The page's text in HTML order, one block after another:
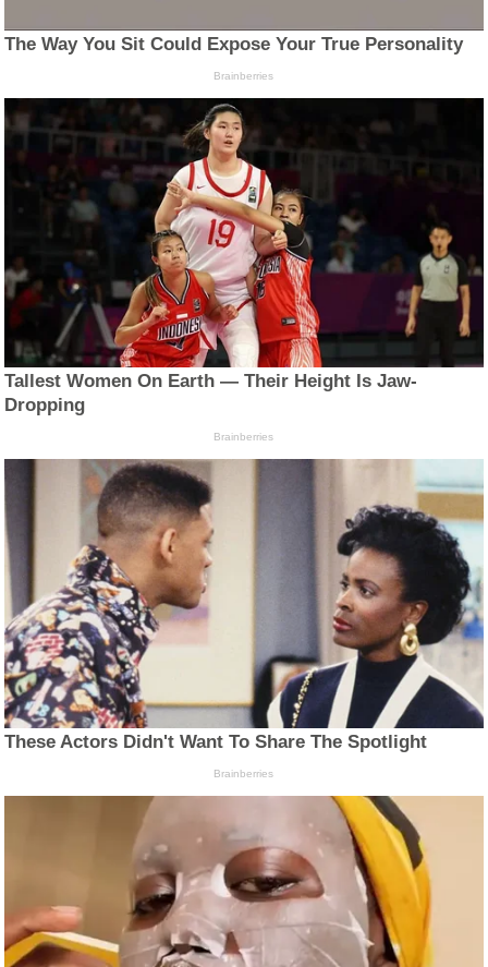
The Way You Sit Could Expose Your True Personality
Brainberries
Tallest Women On Earth — Their Height Is Jaw-
Dropping
Brainberries
These Actors Didn't Want To Share The Spotlight
Brainberries